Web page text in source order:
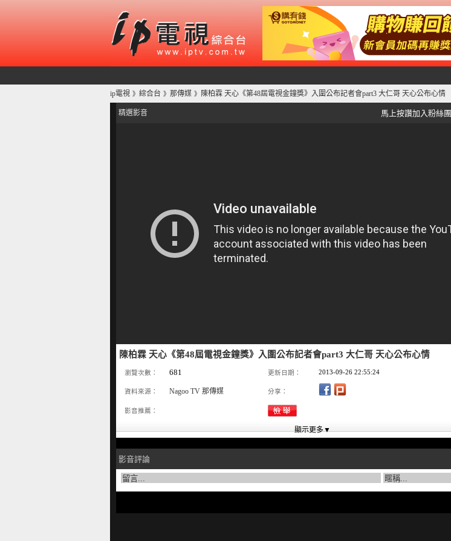
ip電視 》 綜合台 》 那傳媒 》 陳柏霖 天心《第48屆電視金鐘獎》入圍公布記者會part3 大仁哥 天心公布心情
精選影音 馬上按讚加入粉絲團
陳柏霖 天心《第48屆電視金鐘獎》入圍公布記者會part3 大仁哥 天心公布心情
瀏覽次數： 681 更新日期： 2013-09-26 22:55:24
資料來源： Nagoo TV 那傳媒 分享：
影音推薦：
影音評論